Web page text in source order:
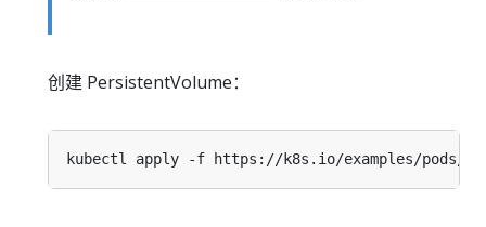
创建 PersistentVolume：